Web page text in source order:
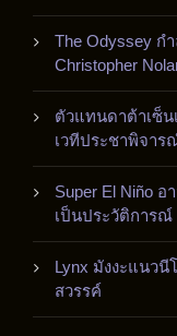
The Odyssey ก
Christopher
ตัวแทนดาต้าเซ็น
เวทีประชาพิจาร
Super El Niño
เป็นประวัติการณ์
Lynx มังงะแนว
สวรรค์